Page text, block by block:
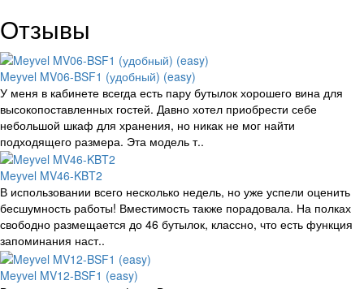
Отзывы
Meyvel MV06-BSF1 (удобный) (easy)
У меня в кабинете всегда есть пару бутылок хорошего вина для
высокопоставленных гостей. Давно хотел приобрести себе
небольшой шкаф для хранения, но никак не мог найти
подходящего размера. Эта модель т..
Meyvel MV46-KBT2
В использовании всего несколько недель, но уже успели оценить
бесшумность работы! Вместимость также порадовала. На полках
свободно размещается до 46 бутылок, классно, что есть функция
запоминания наст..
Meyvel MV12-BSF1 (easy)